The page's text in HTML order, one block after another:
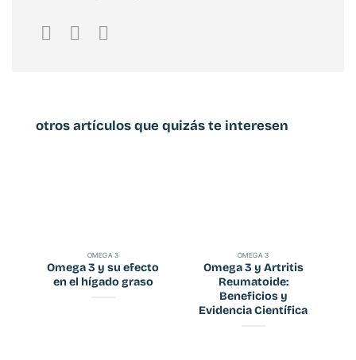
otros artículos que quizás te interesen
OMEGA 3
Omega 3 y su efecto
en el hígado graso
OMEGA 3
Omega 3 y Artritis
Reumatoide:
Beneficios y
Evidencia Científica